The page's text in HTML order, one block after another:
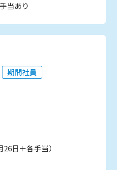
当あり
期間社員
日＋各手当）